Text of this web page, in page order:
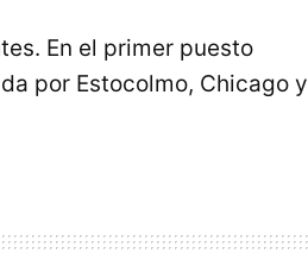
En el primer puesto
por Estocolmo, Chicago y